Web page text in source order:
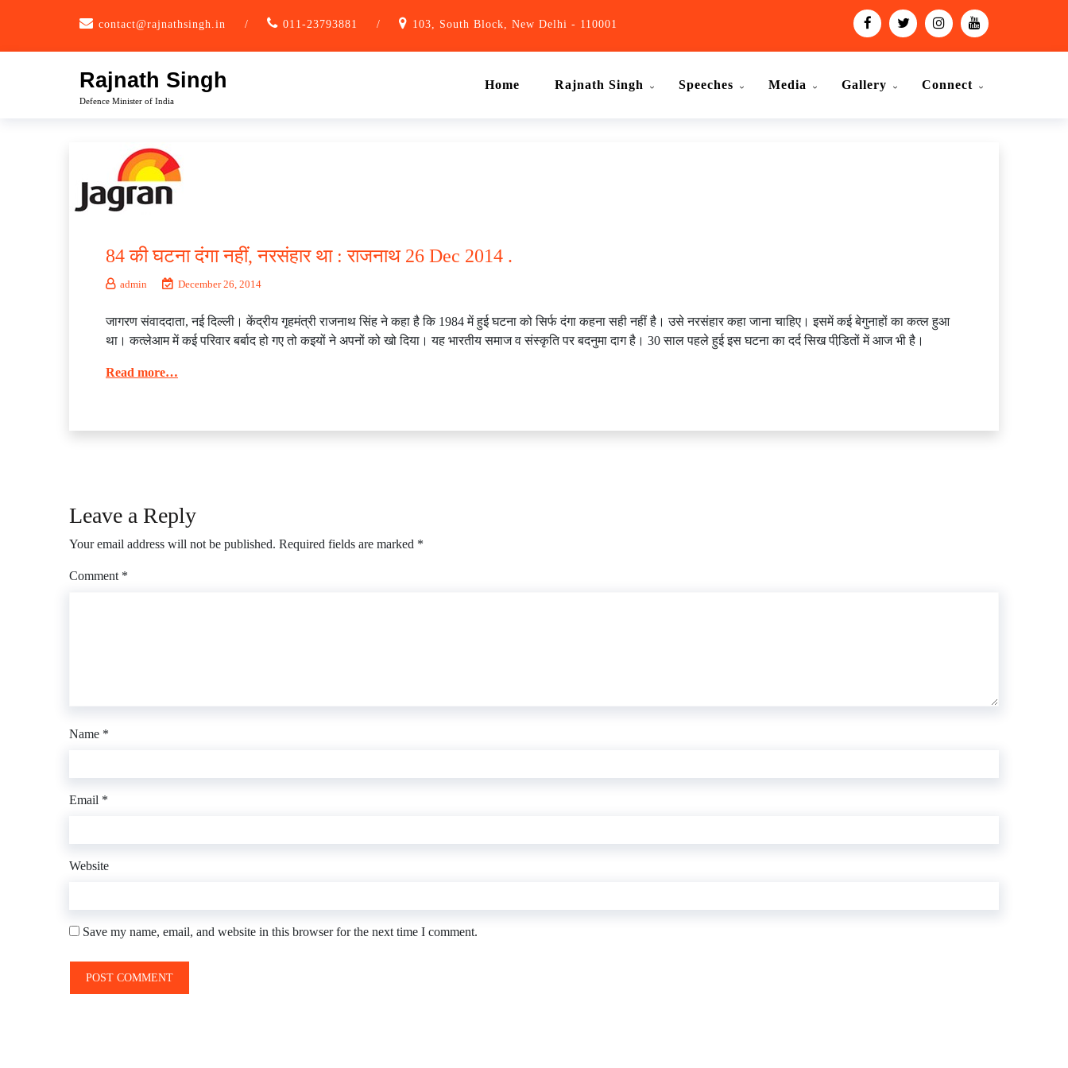
contact@rajnathsingh.in / 011-23793881 / 103, South Block, New Delhi - 110001
Rajnath Singh
Defence Minister of India
Home Rajnath Singh Speeches Media Gallery Connect
84 की घटना दंगा नहीं, नरसंहार था : राजनाथ 26 Dec 2014 .
admin December 26, 2014
जागरण संवाददाता, नई दिल्ली। केंद्रीय गृहमंत्री राजनाथ सिंह ने कहा है कि 1984 में हुई घटना को सिर्फ दंगा कहना सही नहीं है। उसे नरसंहार कहा जाना चाहिए। इसमें कई बेगुनाहों का कत्ल हुआ
था। कत्लेआम में कई परिवार बर्बाद हो गए तो कइयों ने अपनों को खो दिया। यह भारतीय समाज व संस्कृति पर बदनुमा दाग है। 30 साल पहले हुई इस घटना का दर्द सिख पीडि़तों में आज भी है।
Read more…
Leave a Reply
Your email address will not be published. Required fields are marked *
Comment *
Name *
Email *
Website
Save my name, email, and website in this browser for the next time I comment.